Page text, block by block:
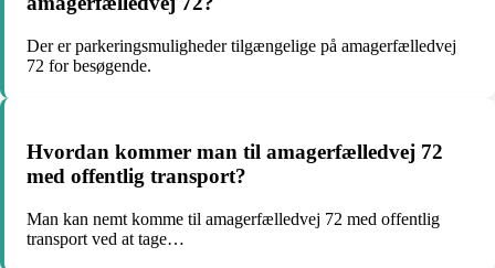
Der er parkeringsmuligheder tilgængelige på amagerfælledvej
72 for besøgende.
Hvordan kommer man til amagerfælledvej 72
med offentlig transport?
Man kan nemt komme til amagerfælledvej 72 med offentlig
transport ved at tage…